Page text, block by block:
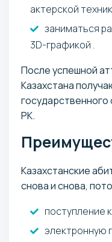
актерской
заниматься
3D-графикой .
После успешной
Казахстана
РК.
Казахстанские
снова и снова,
поступление
электронную